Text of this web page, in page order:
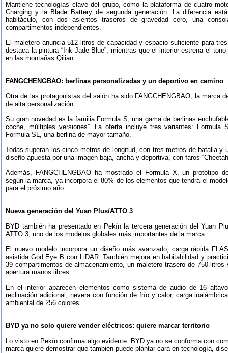
Mantiene tecnologías clave del grupo, como la plataforma de cuatro
Charging y la Blade Battery de segunda generación. La diferencia
habitáculo, con dos asientos traseros de gravedad cero, una
compartimentos independientes.
El maletero anuncia 512 litros de capacidad y espacio suficiente para
destaca la pintura “Ink Jade Blue”, mientras que el interior estrena el
en las montañas Qilian.
FANGCHENGBAO: berlinas personalizadas y un deportivo en camino
Otra de las protagonistas del salón ha sido FANGCHENGBAO, la marca
de alta personalización.
Su gran novedad es la familia Formula S, una gama de berlinas
coche, múltiples versiones”. La oferta incluye tres variantes:
Formula SL, una berlina de mayor tamaño.
Todas superan los cinco metros de longitud, con tres metros de batalla y
diseño apuesta por una imagen baja, ancha y deportiva, con faros
Además, FANGCHENGBAO ha mostrado el Formula X, un prototipo
según la marca, ya incorpora el 80% de los elementos que tendrá el
para el próximo año.
Nueva generación del Yuan Plus/ATTO 3
BYD también ha presentado en Pekín la tercera generación del Yuan
ATTO 3, uno de los modelos globales más importantes de la marca.
El nuevo modelo incorpora un diseño más avanzado, carga rápida
asistida God Eye B con LiDAR. También mejora en habitabilidad y
39 compartimentos de almacenamiento, un maletero trasero de 750
apertura manos libres.
En el interior aparecen elementos como sistema de audio de 16
reclinación adicional, nevera con función de frío y calor, carga
ambiental de 256 colores.
BYD ya no solo quiere vender eléctricos: quiere marcar territorio
Lo visto en Pekín confirma algo evidente: BYD ya no se conforma con
marca quiere demostrar que también puede plantar cara en tecnología,